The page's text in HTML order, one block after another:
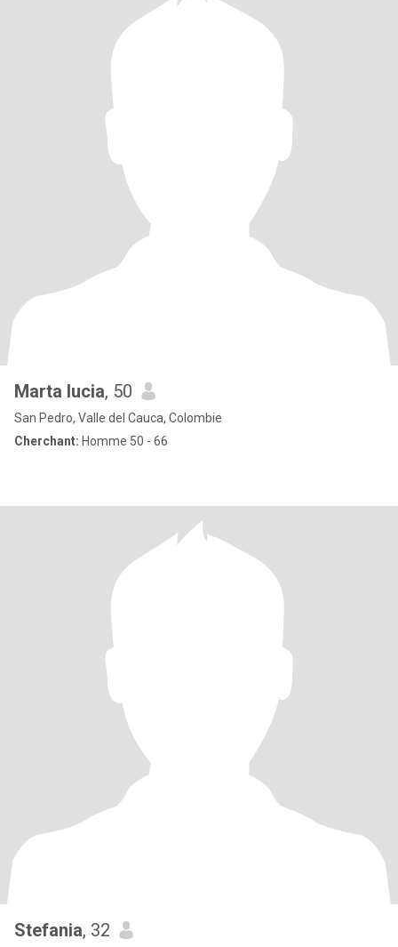
Marta lucia, 50
San Pedro, Valle del Cauca, Colombie
Cherchant: Homme 50 - 66
Stefania, 32